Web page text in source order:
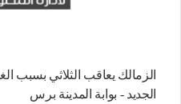
الزمالك يعاقب الثلاثي بسبب
الجديد - بوابة المدينة برس